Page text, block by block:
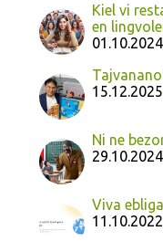
Kiel vi
en
Ni ne
Viva